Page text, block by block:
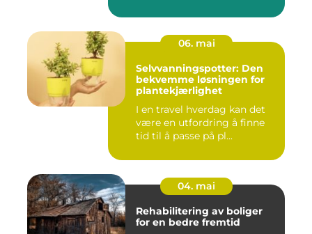
06. mai
Selvvanningspotter: Den
bekvemme løsningen for
plantekjærlighet
I en travel hverdag kan det
være en utfordring å finne
tid til å passe på pl...
04. mai
Rehabilitering av boliger
for en bedre fremtid